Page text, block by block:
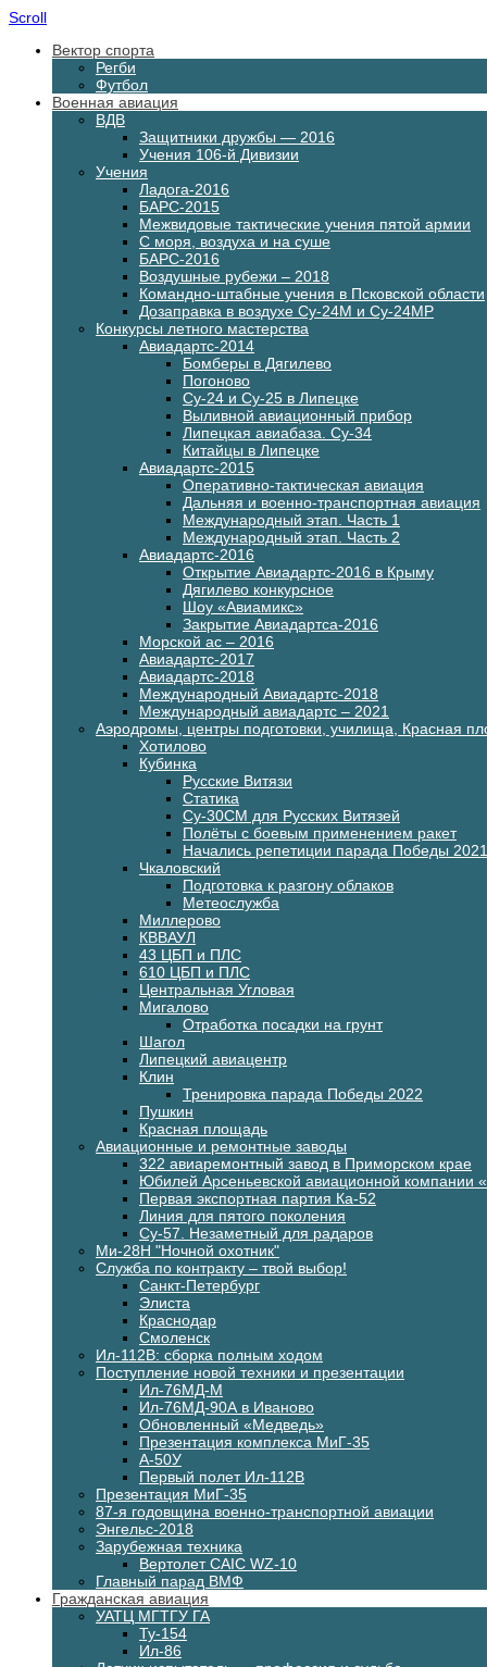
Scroll
Вектор спорта
Регби
Футбол
Военная авиация
ВДВ
Защитники дружбы — 2016
Учения 106-й Дивизии
Учения
Ладога-2016
БАРС-2015
Межвидовые тактические учения пятой армии
С моря, воздуха и на суше
БАРС-2016
Воздушные рубежи – 2018
Командно-штабные учения в Псковской области
Дозаправка в воздухе Су-24М и Су-24МР
Конкурсы летного мастерства
Авиадартс-2014
Бомберы в Дягилево
Погоново
Су-24 и Су-25 в Липецке
Выливной авиационный прибор
Липецкая авиабаза. Су-34
Китайцы в Липецке
Авиадартс-2015
Оперативно-тактическая авиация
Дальняя и военно-транспортная авиация
Международный этап. Часть 1
Международный этап. Часть 2
Авиадартс-2016
Открытие Авиадартс-2016 в Крыму
Дягилево конкурсное
Шоу «Авиамикс»
Закрытие Авиадартса-2016
Морской ас – 2016
Авиадартс-2017
Авиадартс-2018
Международный Авиадартс-2018
Международный авиадартс – 2021
Аэродромы, центры подготовки, училища, Красная
Хотилово
Кубинка
Русские Витязи
Статика
Су-30СМ для Русских Витязей
Полёты с боевым применением ракет
Начались репетиции парада Победы 2021
Чкаловский
Подготовка к разгону облаков
Метеослужба
Миллерово
КВВАУЛ
43 ЦБП и ПЛС
610 ЦБП и ПЛС
Центральная Угловая
Мигалово
Отработка посадки на грунт
Шагол
Липецкий авиацентр
Клин
Тренировка парада Победы 2022
Пушкин
Красная площадь
Авиационные и ремонтные заводы
322 авиаремонтный завод в Приморском крае
Юбилей Арсеньевской авиационной компании
Первая экспортная партия Ка-52
Линия для пятого поколения
Су-57. Незаметный для радаров
Ми-28Н "Ночной охотник"
Служба по контракту – твой выбор!
Санкт-Петербург
Элиста
Краснодар
Смоленск
Ил-112В: сборка полным ходом
Поступление новой техники и презентации
Ил-76МД-М
Ил-76МД-90А в Иваново
Обновленный «Медведь»
Презентация комплекса МиГ-35
А-50У
Первый полет Ил-112В
Презентация МиГ-35
87-я годовщина военно-транспортной авиации
Энгельс-2018
Зарубежная техника
Вертолет CAIC WZ-10
Главный парад ВМФ
Гражданская авиация
УАТЦ МГТГУ ГА
Ту-154
Ил-86